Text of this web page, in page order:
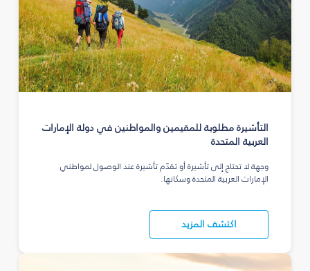
التأشيرة مطلوبة للمقيمين والمواطنين في دولة الإمارات
العربية المتحدة
وجهة لا تحتاج إلى تأشيرة أو تقدّم تأشيرة عند الوصول لمواطني
الإمارات العربية المتحدة وسكانها.
اكتشف المزيد